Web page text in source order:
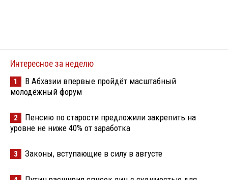
Интересное за неделю
1
В Абхазии впервые пройдёт масштабный
молодёжный форум
2
Пенсию по старости предложили закрепить на
уровне не ниже 40% от заработка
3 Законы, вступающие в силу в августе